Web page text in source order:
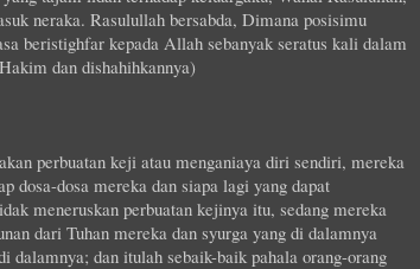
neraka. Rasulullah bersabda, Dimana posisimu
beristighfar kepada Allah sebanyak seratus kali dalam
dan dishahihkannya)
perbuatan keji atau menganiaya diri sendiri, mereka
dosa-dosa mereka dan siapa lagi yang dapat
meneruskan perbuatan kejinya itu, sedang mereka
dari Tuhan mereka dan syurga yang di dalamnya
dalamnya; dan itulah sebaik-baik pahala orang-orang